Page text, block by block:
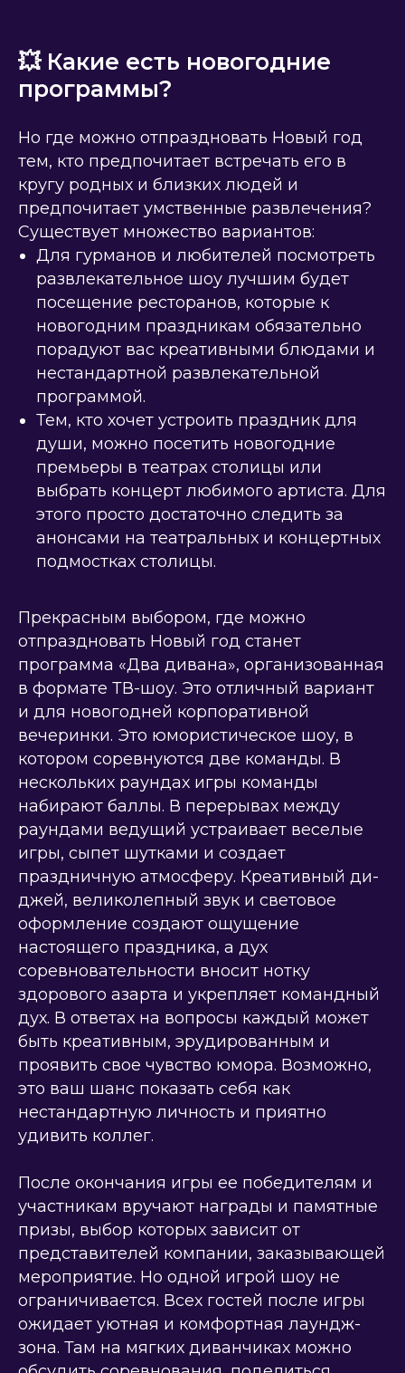
💥 Какие есть новогодние
программы?
Но где можно отпраздновать Новый год
тем, кто предпочитает встречать его в
кругу родных и близких людей и
предпочитает умственные развлечения?
Существует множество вариантов:
Для гурманов и любителей посмотреть
развлекательное шоу лучшим будет
посещение ресторанов, которые к
новогодним праздникам обязательно
порадуют вас креативными блюдами и
нестандартной развлекательной
программой.
Тем, кто хочет устроить праздник для
души, можно посетить новогодние
премьеры в театрах столицы или
выбрать концерт любимого артиста. Для
этого просто достаточно следить за
анонсами на театральных и концертных
подмостках столицы.
Прекрасным выбором, где можно
отпраздновать Новый год станет
программа «Два дивана», организованная
в формате ТВ-шоу. Это отличный вариант
и для новогодней корпоративной
вечеринки. Это юмористическое шоу, в
котором соревнуются две команды. В
нескольких раундах игры команды
набирают баллы. В перерывах между
раундами ведущий устраивает веселые
игры, сыпет шутками и создает
праздничную атмосферу. Креативный ди-
джей, великолепный звук и световое
оформление создают ощущение
настоящего праздника, а дух
соревновательности вносит нотку
здорового азарта и укрепляет командный
дух. В ответах на вопросы каждый может
быть креативным, эрудированным и
проявить свое чувство юмора. Возможно,
это ваш шанс показать себя как
нестандартную личность и приятно
удивить коллег.
После окончания игры ее победителям и
участникам вручают награды и памятные
призы, выбор которых зависит от
представителей компании, заказывающей
мероприятие. Но одной игрой шоу не
ограничивается. Всех гостей после игры
ожидает уютная и комфортная лаундж-
зона. Там на мягких диванчиках можно